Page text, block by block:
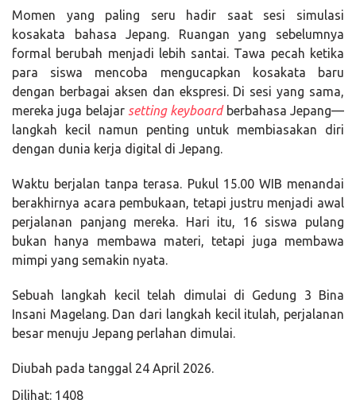
Momen yang paling seru hadir saat sesi simulasi
kosakata bahasa Jepang. Ruangan yang sebelumnya
formal berubah menjadi lebih santai. Tawa pecah ketika
para siswa mencoba mengucapkan kosakata baru
dengan berbagai aksen dan ekspresi. Di sesi yang sama,
mereka juga belajar setting keyboardberbahasa Jepang—
langkah kecil namun penting untuk membiasakan diri
dengan dunia kerja digital di Jepang.
Waktu berjalan tanpa terasa. Pukul 15.00 WIB menandai
berakhirnya acara pembukaan, tetapi justru menjadi awal
perjalanan panjang mereka. Hari itu, 16 siswa pulang
bukan hanya membawa materi, tetapi juga membawa
mimpi yang semakin nyata.
Sebuah langkah kecil telah dimulai di Gedung 3 Bina
Insani Magelang. Dan dari langkah kecil itulah, perjalanan
besar menuju Jepang perlahan dimulai.
Diubah pada tanggal 24 April 2026.
Dilihat: 1408